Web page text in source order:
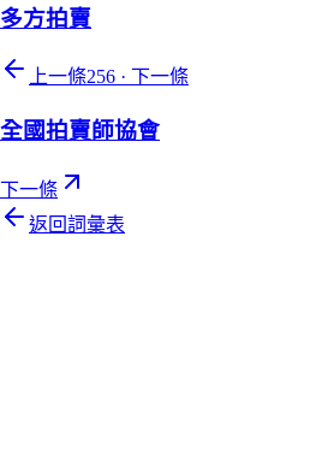
多方拍賣
上一條256 · 下一條
全國拍賣師協會
下一條
返回詞彙表